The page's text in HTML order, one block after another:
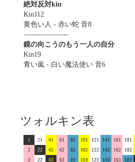
絶対反対kin
Kin112
黄色い人 - 赤い蛇 音8
------------------
鏡の向こうのもう一人の自分
Kin19
青い嵐 - 白い魔法使い 音6
ツォルキン表
1 21 41 61 81 101 121 141 161 181
2 22 42 62 82 102 122 142 162 182
3
23 43 63 83 103 123 143 163 183